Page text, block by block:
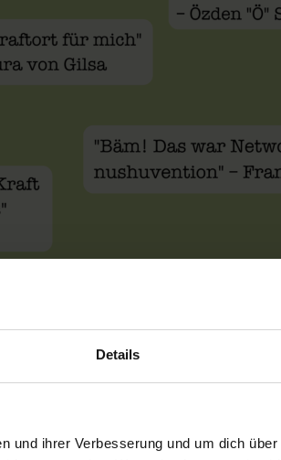
Details
und ihrer Verbesserung und um dich
von der
you!
und Impulsgeber*innen, die